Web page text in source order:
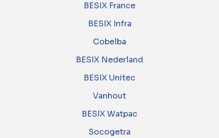
BESIX France
BESIX Infra
Cobelba
BESIX Nederland
BESIX Unitec
Vanhout
BESIX Watpac
Socogetra